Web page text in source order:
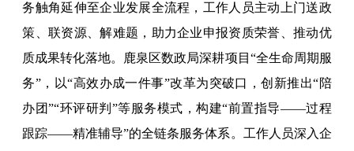
务触角延伸至企业发展全流程，工作人员主动上门送政
策、联资源、解难题，助力企业申报资质荣誉、推动优
质成果转化落地。鹿泉区数政局深耕项目“全生命周期服
务”，以“高效办成一件事”改革为突破口，创新推出“陪
办团”“环评研判”等服务模式，构建“前置指导——过程
跟踪——精准辅导”的全链条服务体系。工作人员深入企